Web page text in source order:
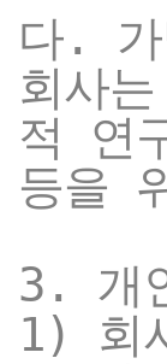
다. 가
회사
적 연
등을
3. 개
1) 회